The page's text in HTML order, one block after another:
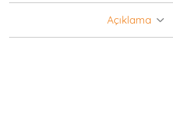
Açıklama